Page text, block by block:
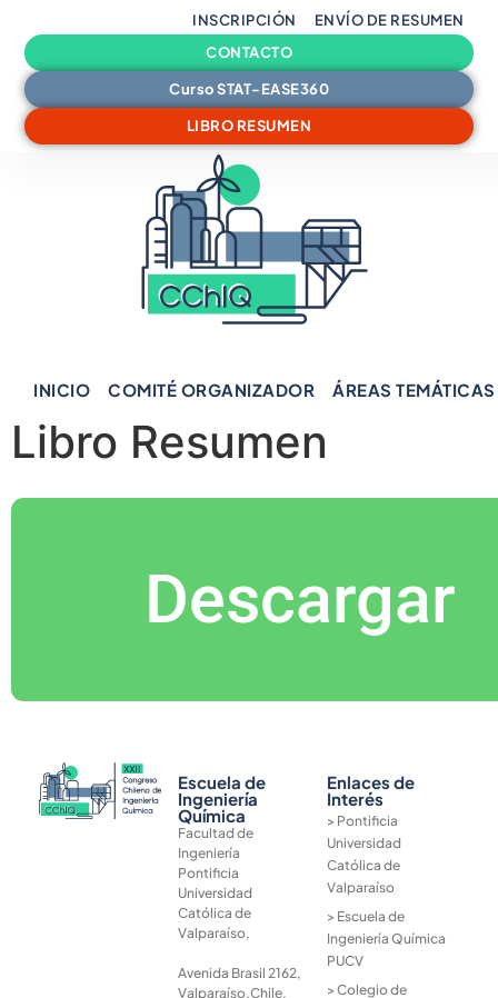
INSCRIPCIÓN
ENVÍO DE RESUMEN
CONTACTO
Curso STAT-EASE360
LIBRO RESUMEN
INICIO COMITÉ ORGANIZADOR ÁREAS TEMÁTICAS
Libro Resumen
Descargar
Escuela de
Ingeniería
Química
Facultad de
Ingeniería
Pontificia
Universidad
Católica de
Valparaíso,
Avenida Brasil 2162,
Valparaíso,Chile.
Enlaces de
Interés
> Pontificia
Universidad
Católica de
Valparaíso
> Escuela de
Ingeniería Química
PUCV
> Colegio de